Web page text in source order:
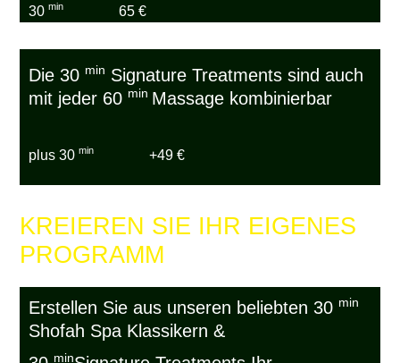
30min 65 €
Die 30 min Signature Treatments sind auch
mit jeder 60 min Massage kombinierbar
plus 30min +49 €
KREIEREN SIE IHR EIGENES
PROGRAMM
Erstellen Sie aus unseren beliebten 30 min
Shofah Spa Klassikern &
min